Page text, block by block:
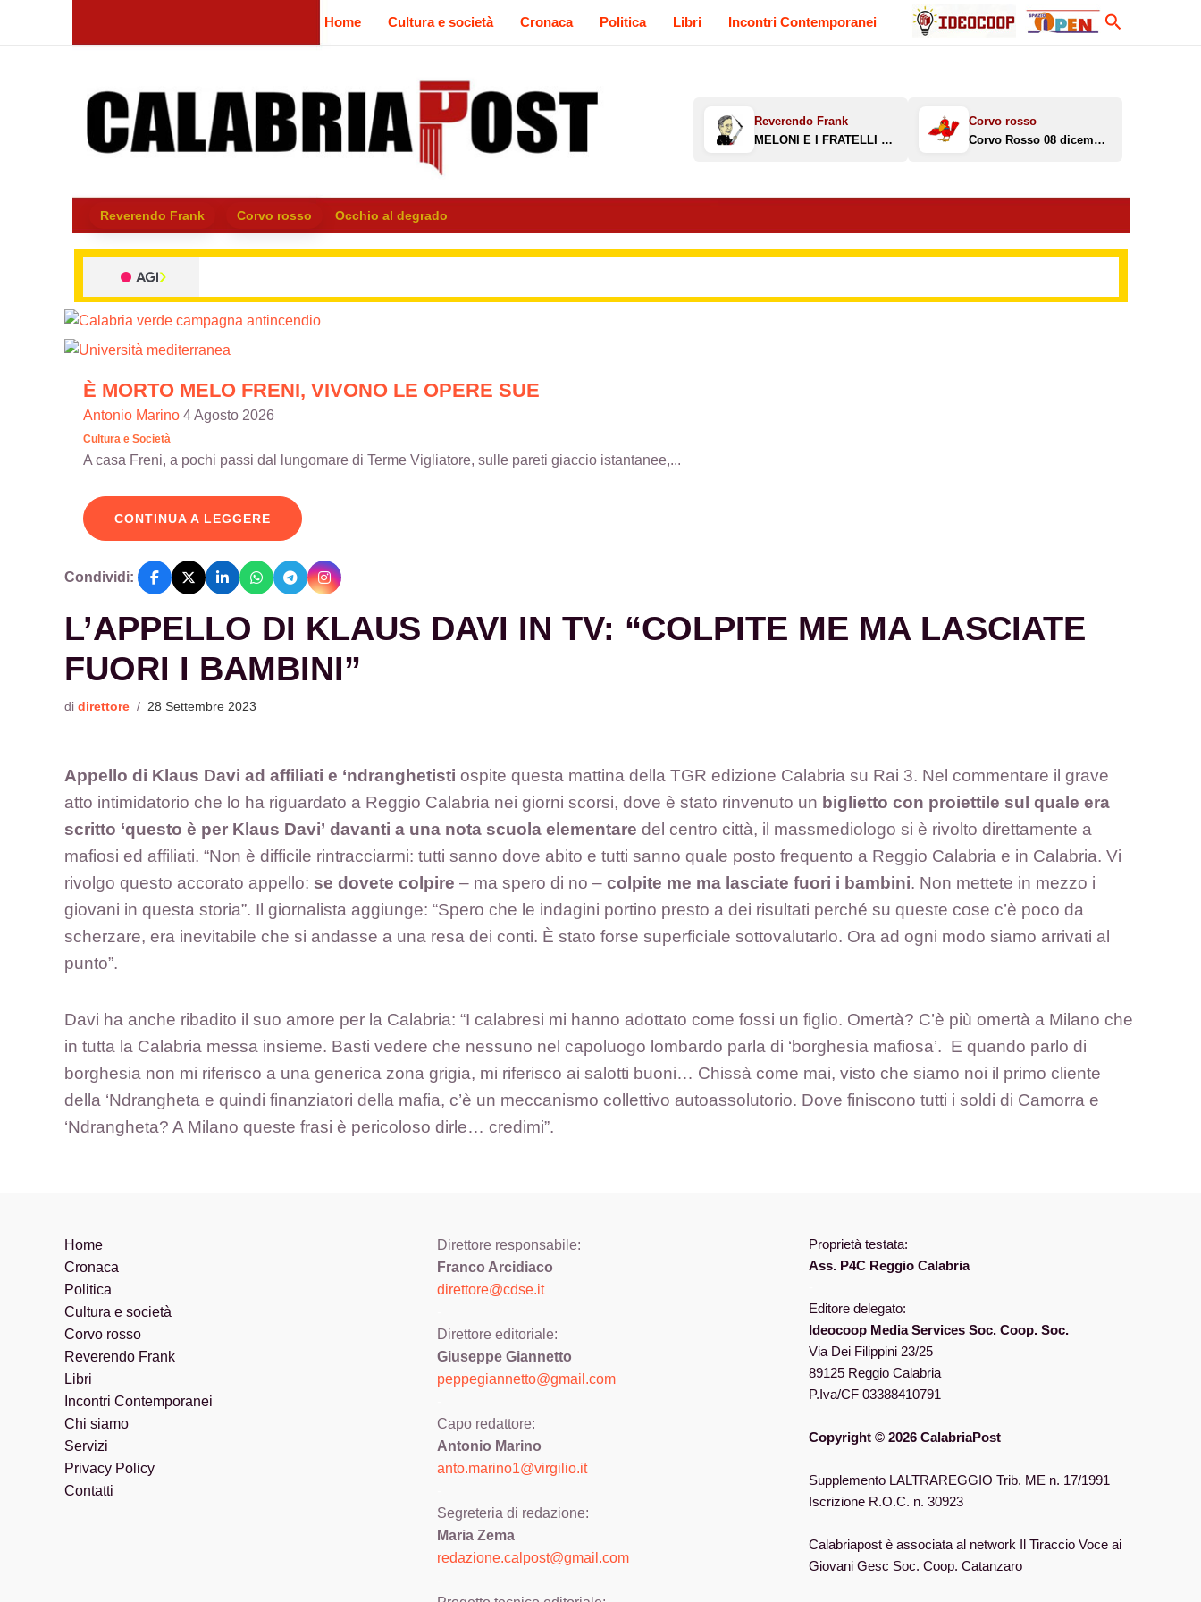
Home Cultura e società Cronaca Politica Libri Incontri Contemporanei Cerca
Reverendo Frank Corvo rosso Occhio al degrado
MELONI E I FRATELLI REGGINI Corvo Rosso 08 dicembre 2025
È MORTO MELO FRENI, VIVONO LE OPERE SUE
Antonio Marino 4 Agosto 2026
Cultura e Società
A casa Freni, a pochi passi dal lungomare di Terme Vigliatore, sulle pareti giaccio istantanee,...
CONTINUA A LEGGERE
Condividi:
L’APPELLO DI KLAUS DAVI IN TV: “COLPITE ME MA LASCIATE
FUORI I BAMBINI”
di direttore / 28 Settembre 2023
Appello di Klaus Davi ad affiliati e ‘ndranghetisti ospite questa mattina della TGR edizione Calabria su Rai 3. Nel commentare il grave
atto intimidatorio che lo ha riguardato a Reggio Calabria nei giorni scorsi, dove è stato rinvenuto un biglietto con proiettile sul quale era
scritto ‘questo è per Klaus Davi’ davanti a una nota scuola elementare del centro città, il massmediologo si è rivolto direttamente a
mafiosi ed affiliati. “Non è difficile rintracciarmi: tutti sanno dove abito e tutti sanno quale posto frequento a Reggio Calabria e in Calabria. Vi
rivolgo questo accorato appello: se dovete colpire – ma spero di no – colpite me ma lasciate fuori i bambini. Non mettete in mezzo i
giovani in questa storia”. Il giornalista aggiunge: “Spero che le indagini portino presto a dei risultati perché su queste cose c’è poco da
scherzare, era inevitabile che si andasse a una resa dei conti. È stato forse superficiale sottovalutarlo. Ora ad ogni modo siamo arrivati al
punto”.
Davi ha anche ribadito il suo amore per la Calabria: “I calabresi mi hanno adottato come fossi un figlio. Omertà? C’è più omertà a Milano che
in tutta la Calabria messa insieme. Basti vedere che nessuno nel capoluogo lombardo parla di ‘borghesia mafiosa’. E quando parlo di
borghesia non mi riferisco a una generica zona grigia, mi riferisco ai salotti buoni… Chissà come mai, visto che siamo noi il primo cliente
della ‘Ndrangheta e quindi finanziatori della mafia, c’è un meccanismo collettivo autoassolutorio. Dove finiscono tutti i soldi di Camorra e
‘Ndrangheta? A Milano queste frasi è pericoloso dirle… credimi”.
Home
Cronaca
Politica
Cultura e società
Corvo rosso
Reverendo Frank
Libri
Incontri Contemporanei
Chi siamo
Servizi
Privacy Policy
Contatti
Direttore responsabile:
Franco Arcidiaco
direttore@cdse.it
Direttore editoriale:
Giuseppe Giannetto
peppegiannetto@gmail.com
Capo redattore:
Antonio Marino
anto.marino1@virgilio.it
Segreteria di redazione:
Maria Zema
redazione.calpost@gmail.com
Proprietà testata:
Ass. P4C Reggio Calabria
Editore delegato:
Ideocoop Media Services Soc. Coop. Soc.
Via Dei Filippini 23/25
89125 Reggio Calabria
P.Iva/CF 03388410791
Copyright © 2026 CalabriaPost
Supplemento LALTRAREGGIO Trib. ME n. 17/1991
Iscrizione R.O.C. n. 30923
Calabriapost è associata al network Il Tiraccio Voce ai
Giovani Gesc Soc. Coop. Catanzaro